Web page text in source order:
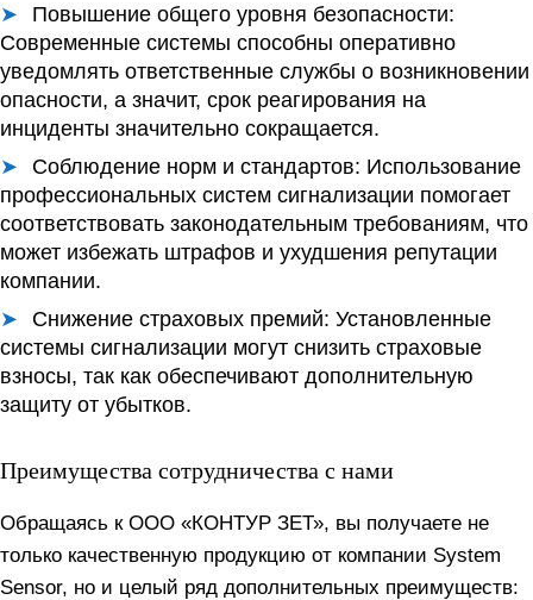
Повышение общего уровня безопасности:
Современные системы способны оперативно
уведомлять ответственные службы о возникновении
опасности, а значит, срок реагирования на
инциденты значительно сокращается.
Соблюдение норм и стандартов: Использование
профессиональных систем сигнализации помогает
соответствовать законодательным требованиям, что
может избежать штрафов и ухудшения репутации
компании.
Снижение страховых премий: Установленные
системы сигнализации могут снизить страховые
взносы, так как обеспечивают дополнительную
защиту от убытков.
Преимущества сотрудничества с нами
Обращаясь к ООО «КОНТУР ЗЕТ», вы получаете не
только качественную продукцию от компании System
Sensor, но и целый ряд дополнительных преимуществ: